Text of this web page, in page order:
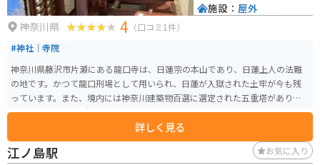
神奈川県 4 （口コミ1件）
#神社｜寺院
神奈川県藤沢市片瀬にある龍口寺は、日蓮宗の本山であり、日蓮上人の法難
の地です。かつて龍口刑場として用いられ、日蓮が入獄された土牢が今も残
っています。また、境内には神奈川建築物百選に選定された五重塔があり、2
021年10月1日には本堂が新たに建立されました。 山号は寂光山で、日蓮宗の
霊跡寺院としても重要な位置を占めています。この寺院は、日蓮上人の教え
を今に伝え、訪れる人々に平和と慈悲の心を示しています。境内は高台にあ
るので、江の島の海と山の緑の美しい風景が印象的です。
詳しく見る
施設： 屋外
江ノ島駅 お気に入り